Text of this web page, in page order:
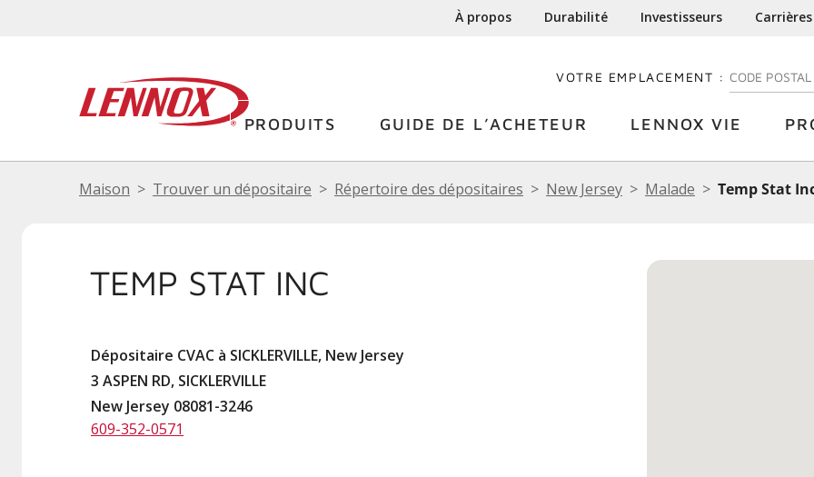
À propos Durabilité Investisseurs Carrières
VOTRE EMPLACEMENT : ENTREZ
PRODUITS GUIDE DE L’ACHETEUR LENNOX VIE
Maison Trouver un dépositaire Répertoire des dépositaires New Jersey Malade Temp Stat
TEMP STAT INC
Dépositaire CVAC à SICKLERVILLE, New Jersey
3 ASPEN RD, SICKLERVILLE
New Jersey 08081-3246
609-352-0571